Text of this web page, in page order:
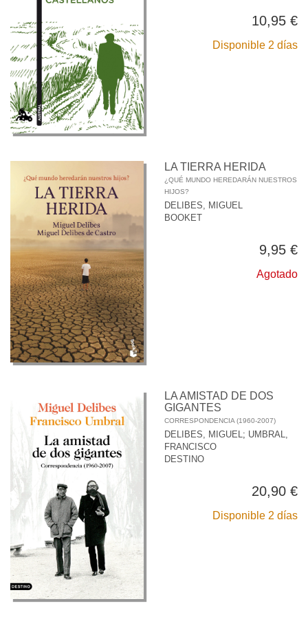
10,95 €
Disponible 2 días
LA TIERRA HERIDA
¿QUÉ MUNDO HEREDARÁN NUESTROS
HIJOS?
DELIBES, MIGUEL
BOOKET
9,95 €
Agotado
LA AMISTAD DE DOS
GIGANTES
CORRESPONDENCIA (1960-2007)
DELIBES, MIGUEL; UMBRAL,
FRANCISCO
DESTINO
20,90 €
Disponible 2 días